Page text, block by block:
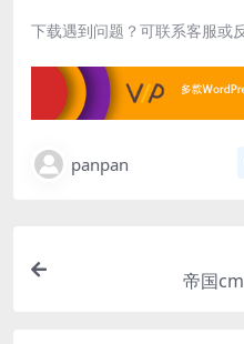
下载遇到问题？可联系客服或
panpan
帝国